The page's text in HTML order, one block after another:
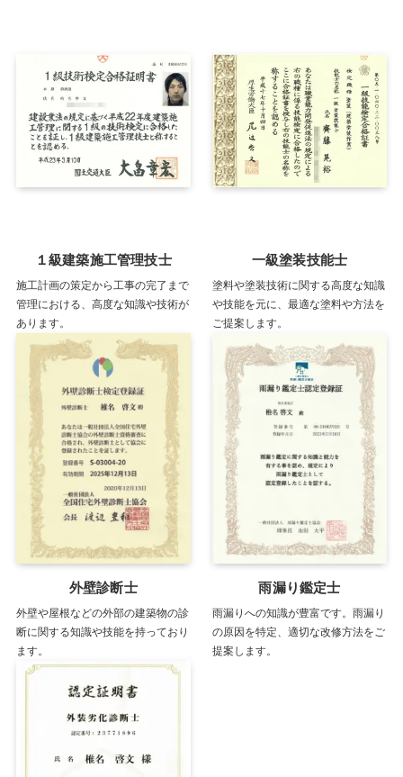
１級建築施工管理技士
施工計画の策定から工事の完了まで
管理における、高度な知識や技術が
あります。
一級塗装技能士
塗料や塗装技術に関する高度な知識
や技能を元に、最適な塗料や方法を
ご提案します。
外壁診断士
外壁や屋根などの外部の建築物の診
断に関する知識や技能を持っており
ます。
雨漏り鑑定士
雨漏りへの知識が豊富です。雨漏り
の原因を特定、適切な改修方法をご
提案します。